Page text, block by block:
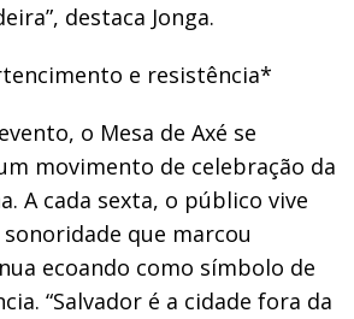
destaca Jonga.
e resistência*
o Mesa de Axé se
movimento de celebração da
A cada sexta, o público vive
que marcou
ecoando como símbolo de
“Salvador é a cidade fora da